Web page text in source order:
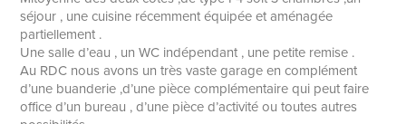
séjour , une cuisine récemment équipée et aménagée
partiellement .
Une salle d’eau , un WC indépendant , une petite remise .
Au RDC nous avons un très vaste garage en complément
d’une buanderie ,d’une pièce complémentaire qui peut faire
office d’un bureau , d’une pièce d’activité ou toutes autres